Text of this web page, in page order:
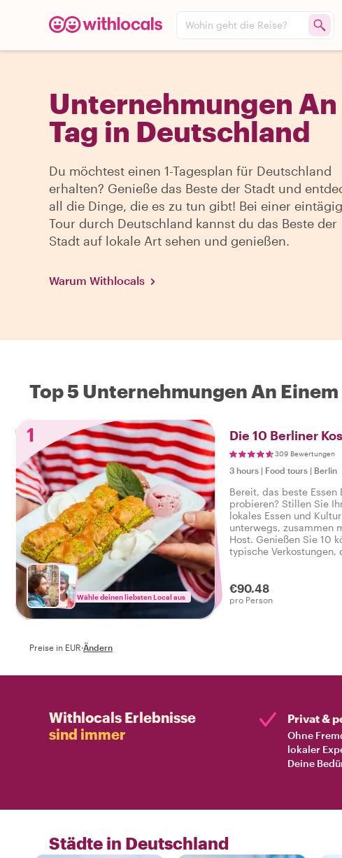
Wohin geht die Reise?
Unternehmungen An
Tag in Deutschland
Du möchtest einen 1-Tagesplan für Deutschland
erhalten? Genieße das Beste der Stadt und
all die Dinge, die es zu tun gibt! Bei einer
Tour durch Deutschland kannst du das Beste der
Stadt auf lokale Art sehen und genießen.
Warum Withlocals
Top 5 Unternehmungen An
1
Wähle deinen liebsten Local aus
Die 10 Berliner
309 Bewertungen
3 hours | Food tours | Berlin
Bereit, das beste Essen
probieren? Stillen Sie
lokales Essen und
unterwegs, zusammen
Host. Genießen Sie 10
typische Verkostungen,
€90.48
pro Person
Preise in EUR·Ändern
Withlocals Erlebnisse
sind immer
Privat &
Ohne
lokaler
Deine
Städte in Deutschland